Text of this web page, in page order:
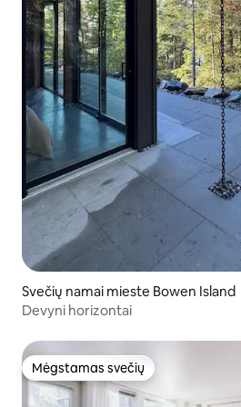
Svečių namai mieste Bowen Island
Devyni horizontai
Mėgstamas svečių
Mėgstamas svečių